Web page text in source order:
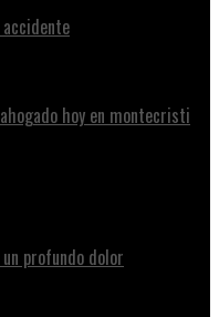
hoy en montecristi
un profundo dolor